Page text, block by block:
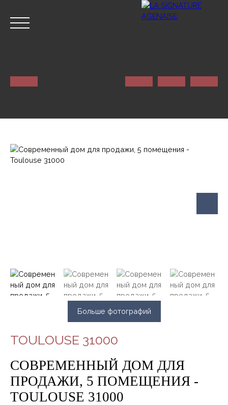
Оценивать
Больше фотографий
TOULOUSE 31000
СОВРЕМЕННЫЙ ДОМ ДЛЯ
ПРОДАЖИ, 5 ПОМЕЩЕНИЯ -
TOULOUSE 31000